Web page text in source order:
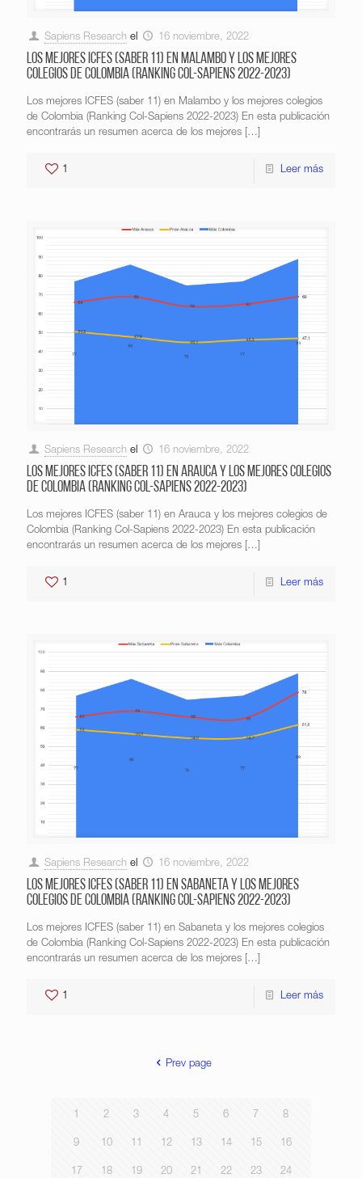
Sapiens Research el 16 noviembre, 2022
Los mejores ICFES (saber 11) en Malambo y los mejores
colegios de Colombia (Ranking Col-Sapiens 2022-2023)
Los mejores ICFES (saber 11) en Malambo y los mejores colegios
de Colombia (Ranking Col-Sapiens 2022-2023) En esta publicación
encontrarás un resumen acerca de los mejores […]
1 Leer más
Sapiens Research el 16 noviembre, 2022
Los mejores ICFES (saber 11) en Arauca y los mejores colegios
de Colombia (Ranking Col-Sapiens 2022-2023)
Los mejores ICFES (saber 11) en Arauca y los mejores colegios de
Colombia (Ranking Col-Sapiens 2022-2023) En esta publicación
encontrarás un resumen acerca de los mejores […]
1 Leer más
Sapiens Research el 16 noviembre, 2022
Los mejores ICFES (saber 11) en Sabaneta y los mejores
colegios de Colombia (Ranking Col-Sapiens 2022-2023)
Los mejores ICFES (saber 11) en Sabaneta y los mejores colegios
de Colombia (Ranking Col-Sapiens 2022-2023) En esta publicación
encontrarás un resumen acerca de los mejores […]
1 Leer más
Prev page
1 2 3 4 5 6 7 8
9 10 11 12 13 14 15 16
17 18 19 20 21 22 23 24